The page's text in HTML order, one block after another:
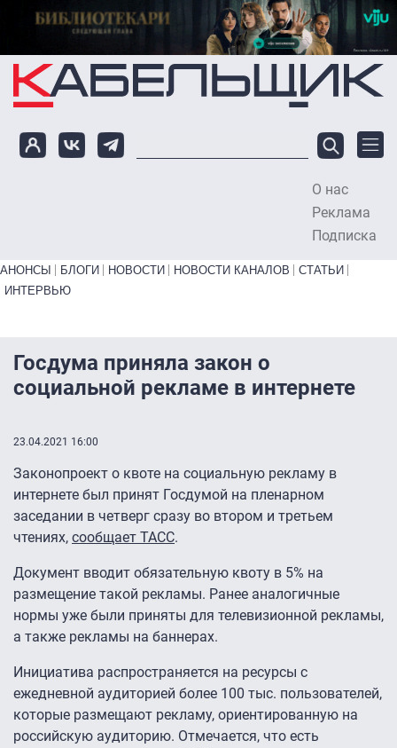
Перейти к основному содержанию
О нас
Реклама
Подписка
Primary links bottom
АНОНСЫ БЛОГИ НОВОСТИ НОВОСТИ КАНАЛОВ
СТАТЬИ
ИНТЕРВЬЮ
Госдума приняла закон о
социальной рекламе в интернете
23.04.2021 16:00
Законопроект о квоте на социальную рекламу в
интернете был принят Госдумой на пленарном
заседании в четверг сразу во втором и третьем
чтениях, сообщает ТАСС.
Документ вводит обязательную квоту в 5% на
размещение такой рекламы. Ранее аналогичные
нормы уже были приняты для телевизионной рекламы,
а также рекламы на баннерах.
Инициатива распространяется на ресурсы с
ежедневной аудиторией более 100 тыс. пользователей,
которые размещают рекламу, ориентированную на
российскую аудиторию. Отмечается, что есть